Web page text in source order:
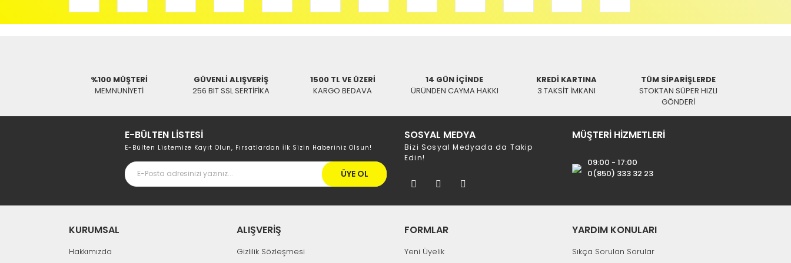
0,00 TL
0,00 TL
SWAT
%100 MÜŞTERİ
MEMNUNİYETİ
GÜVENLİ ALIŞVERİŞ
256 BIT SSL SERTİFİKA
1500 TL VE ÜZERİ
KARGO BEDAVA
14 GÜN İÇİNDE
ÜRÜNDEN CAYMA HAKKI
KREDİ KARTINA
3 TAKSİT İMKANI
TÜM SİPARİŞLERDE
STOKTAN SÜPER HIZLI
GÖNDERİ
E-BÜLTEN LİSTESİ
E-Bülten Listemize Kayıt Olun, Fırsatlardan İlk Sizin Haberiniz Olsun!
ÜYE OL
SOSYAL MEDYA
Bizi Sosyal Medyada da Takip
Edin!
MÜŞTERİ HİZMETLERİ
09:00 - 17:00
0(850) 333 32 23
KURUMSAL
Hakkımızda
ALIŞVERİŞ
Gizlilik Sözleşmesi
FORMLAR
Yeni Üyelik
YARDIM KONULARI
Sıkça Sorulan Sorular